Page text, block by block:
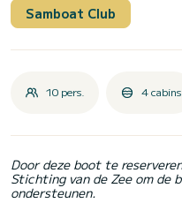
Samboat Club
10 pers. 4 cabins
Door deze boot te
Stichting van de Zee om de
ondersteunen.